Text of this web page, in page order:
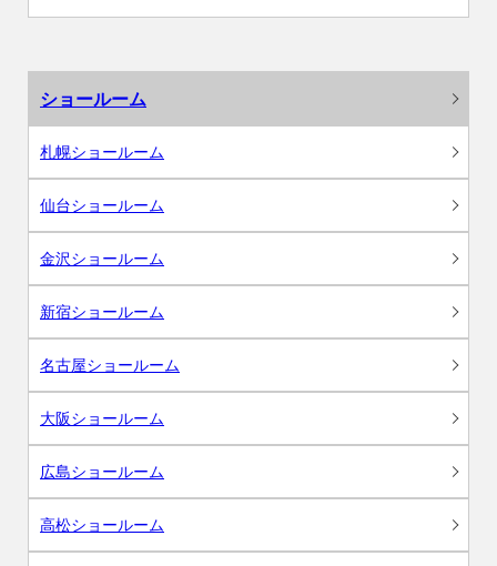
ショールーム
札幌ショールーム
仙台ショールーム
金沢ショールーム
新宿ショールーム
名古屋ショールーム
大阪ショールーム
広島ショールーム
高松ショールーム